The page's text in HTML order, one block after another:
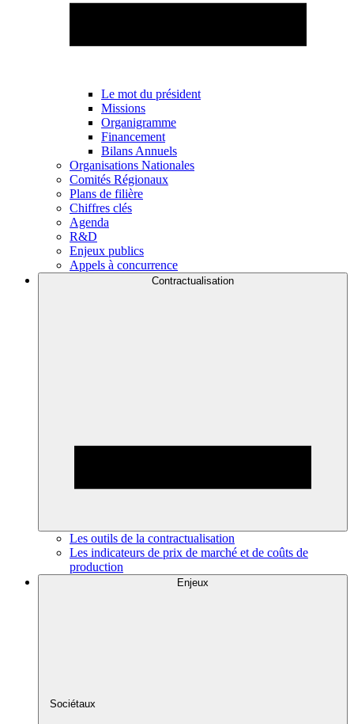
Le mot du président
Missions
Organigramme
Financement
Bilans Annuels
Organisations Nationales
Comités Régionaux
Plans de filière
Chiffres clés
Agenda
R&D
Enjeux publics
Appels à concurrence
Contractualisation
Les outils de la contractualisation
Les indicateurs de prix de marché et de coûts de
production
Enjeux
Sociétaux